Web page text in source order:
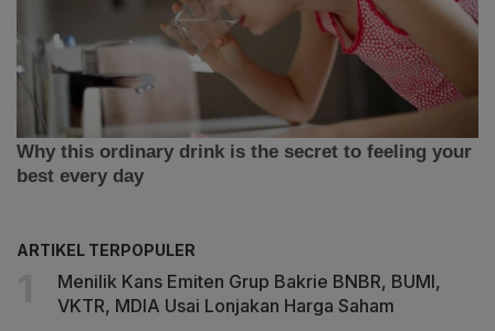
ARTIKEL TERPOPULER
Menilik Kans Emiten Grup Bakrie BNBR, BUMI,
VKTR, MDIA Usai Lonjakan Harga Saham